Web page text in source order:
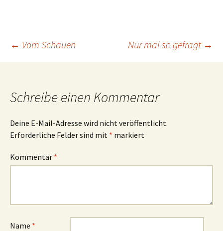
Beitrags-
← Vom Schauen Nur mal so gefragt →
Schreibe einen Kommentar
Deine E-Mail-Adresse wird nicht veröffentlicht.
Erforderliche Felder sind mit * markiert
Kommentar *
Name *